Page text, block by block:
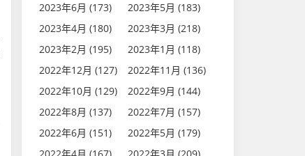
2023年6月 (173)
2023年5月 (183)
2023年4月 (180)
2023年3月 (218)
2023年2月 (195)
2023年1月 (118)
2022年12月 (127)
2022年11月 (136)
2022年10月 (129)
2022年9月 (144)
2022年8月 (137)
2022年7月 (157)
2022年6月 (151)
2022年5月 (179)